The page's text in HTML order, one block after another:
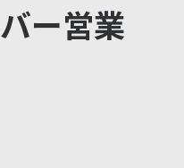
ー営業